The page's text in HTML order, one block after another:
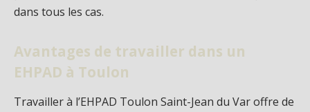
dans tous les cas.
Avantages de travailler dans un
EHPAD à Toulon
Travailler à l’EHPAD Toulon Saint-Jean du Var offre de